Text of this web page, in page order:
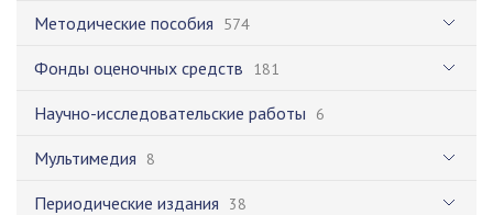
Методические пособия 574
Фонды оценочных средств 181
Научно-исследовательские работы 6
Мультимедия 8
Периодические издания 38